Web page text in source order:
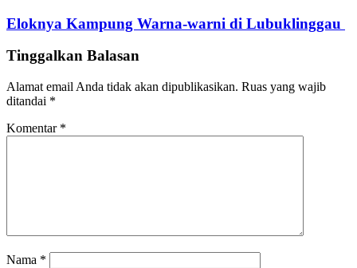
Eloknya Kampung Warna-warni di Lubuklinggau
Tinggalkan Balasan
Alamat email Anda tidak akan dipublikasikan. Ruas yang wajib
ditandai *
Komentar *
Nama *